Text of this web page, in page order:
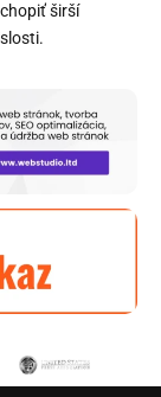
širší